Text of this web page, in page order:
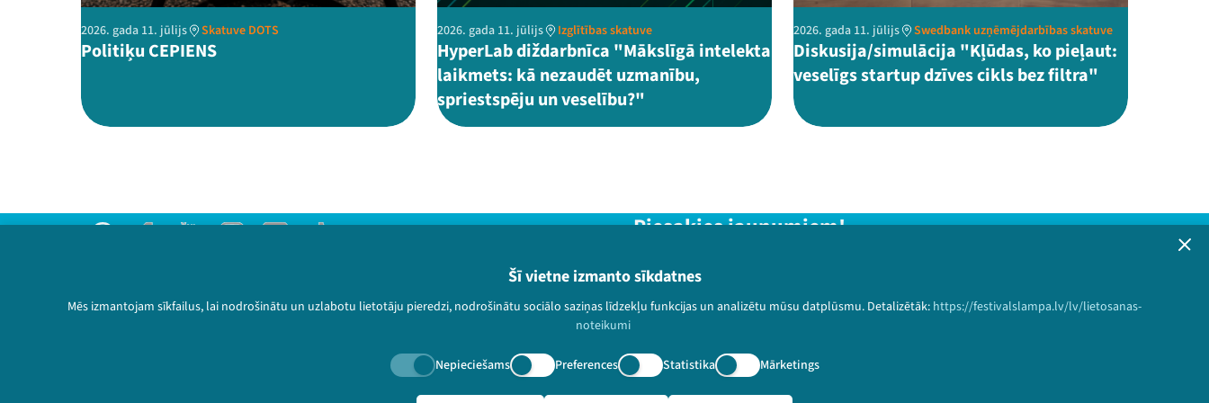
Šī vietne izmanto sīkdatnes
Mēs izmantojam sīkfailus, lai nodrošinātu un uzlabotu lietotāju pieredzi, nodrošinātu sociālo saziņas līdzekļu funkcijas un analizētu mūsu datplūsmu. Detalizētāk: https://festivalslampa.lv/lv/lietosanas-
noteikumi
Nepieciešams Preferences Statistika Mārketings
2026. gada 11. jūlijs Skatuve DOTS
Politiķu CEPIENS
2026. gada 11. jūlijs Izglītības skatuve
HyperLab diždarbnīca "Mākslīgā intelekta
laikmets: kā nezaudēt uzmanību,
spriestspēju un veselību?"
2026. gada 11. jūlijs Swedbank uzņēmējdarbības skatuve
Diskusija/simulācija "Kļūdas, ko pieļaut:
veselīgs startup dzīves cikls bez filtra"
Privātuma politika
Lietošanas noteikumi un sīkdatņu politika
© 2026 Sarunu festivāls LAMPA Visas tiesības paturētas.
Piesakies jaunumiem!
Nepalaid garām aktuālāko informāciju!
Pieteikties